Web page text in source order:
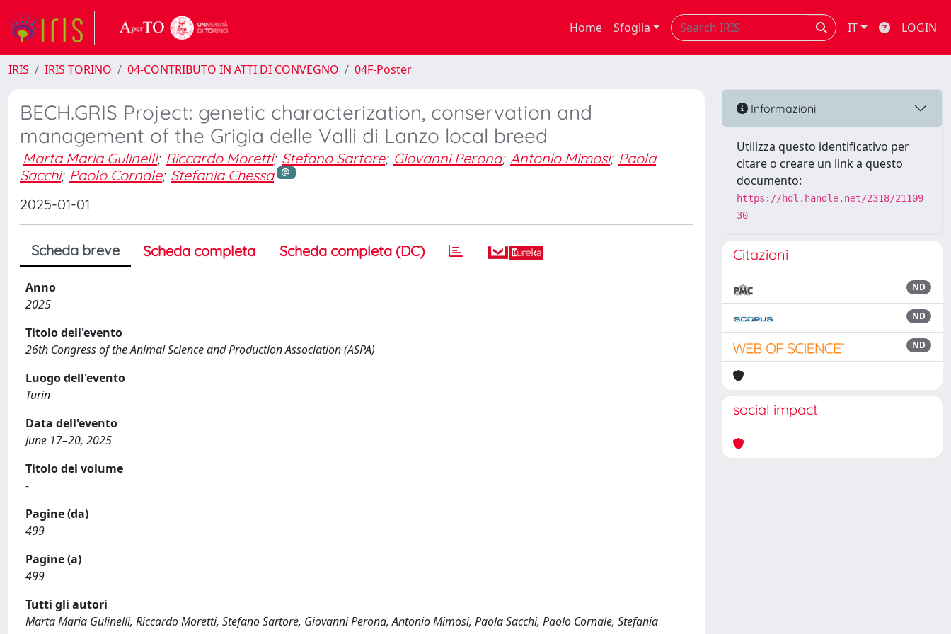
Home Sfoglia IT LOGIN
IRIS IRIS TORINO 04-CONTRIBUTO IN ATTI DI CONVEGNO 04F-Poster
BECH.GRIS Project: genetic characterization, conservation and
management of the Grigia delle Valli di Lanzo local breed
Marta Maria Gulinelli; Riccardo Moretti; Stefano Sartore; Giovanni Perona; Antonio Mimosi; Paola
Sacchi; Paolo Cornale; Stefania Chessa
2025-01-01
Scheda breve Scheda completa Scheda completa (DC)
Anno
2025
Titolo dell'evento
26th Congress of the Animal Science and Production Association (ASPA)
Luogo dell'evento
Turin
Data dell'evento
June 17–20, 2025
Titolo del volume
-
Pagine (da)
499
Pagine (a)
499
Tutti gli autori
Marta Maria Gulinelli, Riccardo Moretti, Stefano Sartore, Giovanni Perona, Antonio Mimosi, Paola Sacchi, Paolo Cornale, Stefania
Informazioni
Utilizza questo identificativo per
citare o creare un link a questo
documento:
https://hdl.handle.net/2318/21109
30
Citazioni
ND
ND
ND
social impact